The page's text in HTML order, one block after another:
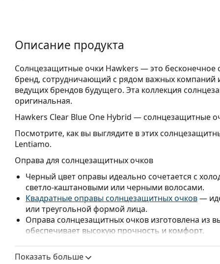
Описание продукта
Солнцезащитные очки Hawkers — это бесконечное
бренд, сотрудничающий с рядом важных компаний
ведущих брендов будущего. Эта коллекция
оригинальная.
Hawkers Clear Blue One Hybrid — солнцезащитные
Посмотрите, как вы выглядите в этих
Lentiamo.
Оправа для солнцезащитных очков
Черный цвет оправы идеально сочетается с
светло-каштановыми или черными волосами.
Квадратные оправы солнцезащитных очков—
или треугольной формой лица.
Оправа солнцезащитных очков изготовлена из
обеспечивает высокую прочность и комфорт.
Линзы для солнцезащитных очков
Показать больше